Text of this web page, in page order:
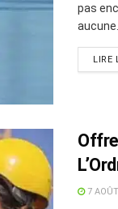
pas
aucune...
LIRE
7